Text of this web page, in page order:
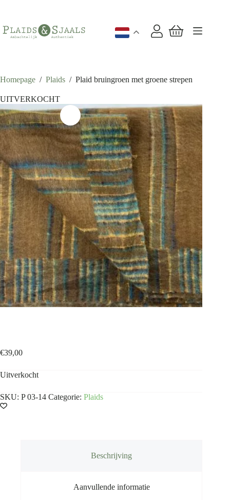
inhoud
Winkelwagen
Homepage / Plaids / Plaid bruingroen met groene strepen
UITVERKOCHT
€39,00
Uitverkocht
SKU: P 03-14 Categorie: Plaids
Beschrijving
Aanvullende informatie